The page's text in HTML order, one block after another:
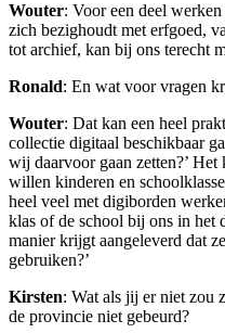
Wouter: Voor een deel
zich bezighoudt met erfgoed,
tot archief, kan bij ons terecht
Ronald: En wat voor vragen
Wouter: Dat kan een heel
collectie digitaal beschikbaar
wij daarvoor gaan zetten?’
willen kinderen en
heel veel met digiborden
klas of de school bij ons in het
manier krijgt aangeleverd dat
gebruiken?’
Kirsten: Wat als jij er niet zou
de provincie niet gebeurd?